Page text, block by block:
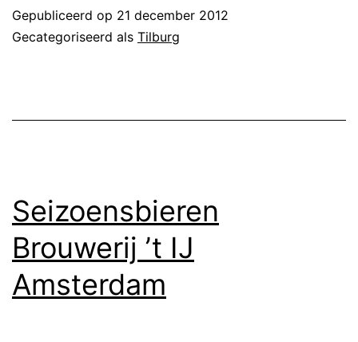
Gepubliceerd op 21 december 2012
Gecategoriseerd als Tilburg
Seizoensbieren
Brouwerij ’t IJ
Amsterdam